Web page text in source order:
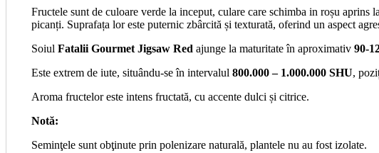
Fructele sunt de culoare verde la inceput, culare care schimba in roșu
picanți. Suprafața lor este puternic zbârcită și texturată, oferind un aspect
Soiul Fatalii Gourmet Jigsaw Red ajunge la maturitate în aproximativ 90-
Este extrem de iute, situându-se în intervalul 800.000 – 1.000.000 SHU,
Aroma fructelor este intens fructată, cu accente dulci și citrice.
Notă:
Seminţele sunt obţinute prin polenizare naturală, plantele nu au fost izolate.